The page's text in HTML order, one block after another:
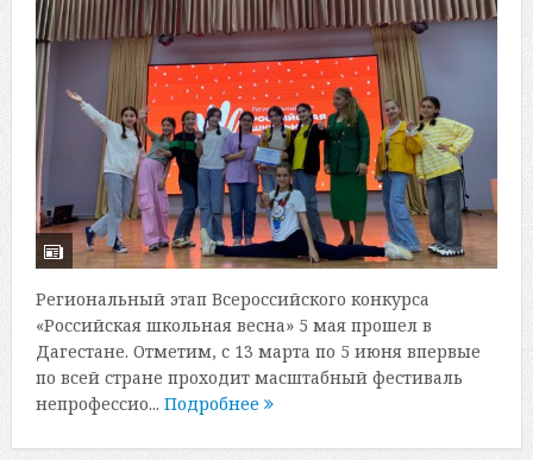
Региональный этап Всероссийского конкурса
«Российская школьная весна» 5 мая прошел в
Дагестане. Отметим, с 13 марта по 5 июня впервые
по всей стране проходит масштабный фестиваль
непрофессио... Подробнее